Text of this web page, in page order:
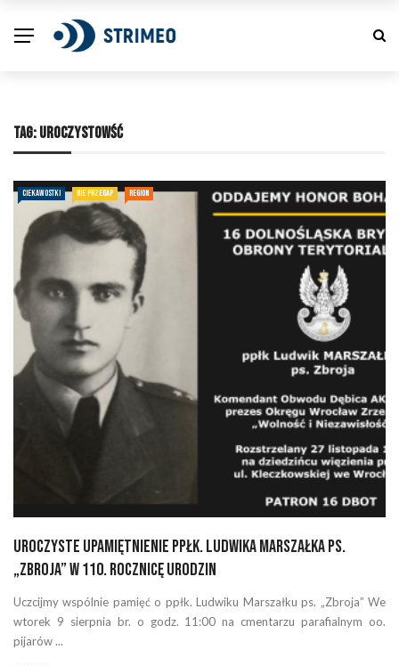
TAG:UROCZYSTOWŚĆ
CIEKAWOSTKI NIE PRZEGAP REGION
Uroczyste upamiętnienie ppłk. Ludwika Marszałka ps.
„Zbroja” w 110. rocznicę urodzin
Uczcijmy wspólnie pamięć o ppłk. Ludwiku Marszałku ps. „Zbroja” We
wtorek 9 sierpnia br. o godz. 11:00 na cmentarzu parafialnym oo.
pijarów ...